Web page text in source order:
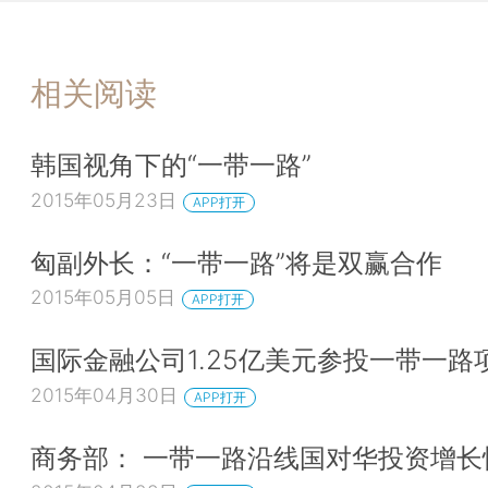
相关阅读
韩国视角下的“一带一路”
2015年05月23日 APP打开
匈副外长：“一带一路”将是双赢合作
2015年05月05日 APP打开
国际金融公司1.25亿美元参投一带一路
2015年04月30日 APP打开
商务部： 一带一路沿线国对华投资增